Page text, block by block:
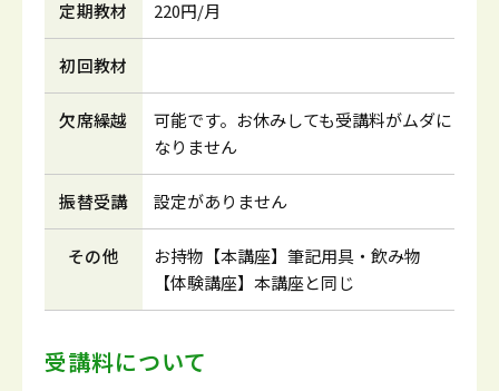
定期教材 220円/月
初回教材
欠席繰越
可能です。お休みしても受講料がムダに
なりません
振替受講 設定がありません
その他
お持物【本講座】筆記用具・飲み物
【体験講座】本講座と同じ
受講料について